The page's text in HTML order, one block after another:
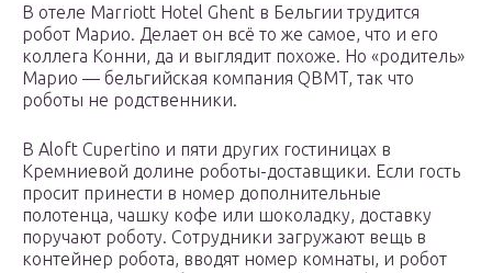
В отеле Marriott Hotel Ghent в Бельгии трудится
робот Марио. Делает он всё то же самое, что и его
коллега Конни, да и выглядит похоже. Но «родитель»
Марио — бельгийская компания QBMT, так что
роботы не родственники.
В Aloft Cupertino и пяти других гостиницах в
Кремниевой долине роботы-доставщики. Если гость
просит принести в номер дополнительные
полотенца, чашку кофе или шоколадку, доставку
поручают роботу. Сотрудники загружают вещь в
контейнер робота, вводят номер комнаты, и робот